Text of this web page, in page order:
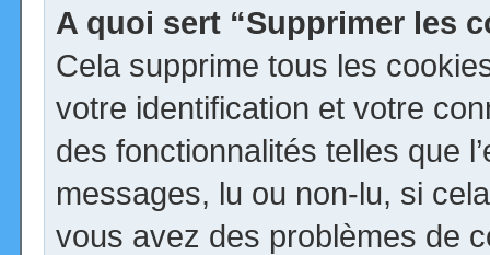
A quoi sert “Supprimer les
Cela supprime tous les
votre identification et votre
des fonctionnalités telles que
messages, lu ou non-lu, si
vous avez des problèmes de